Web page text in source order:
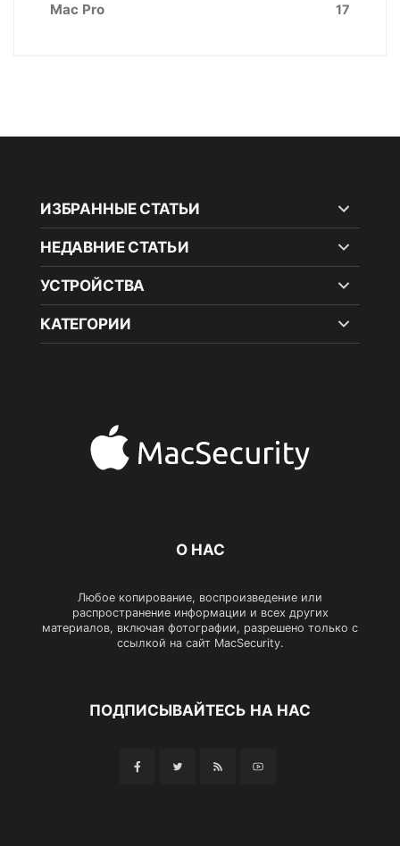
Mac Pro 17
ИЗБРАННЫЕ СТАТЬИ
НЕДАВНИЕ СТАТЬИ
УСТРОЙСТВА
КАТЕГОРИИ
О НАС
Любое копирование, воспроизведение или
распространение информации и всех других
материалов, включая фотографии, разрешено только с
ссылкой на сайт MacSecurity.
ПОДПИСЫВАЙТЕСЬ НА НАС